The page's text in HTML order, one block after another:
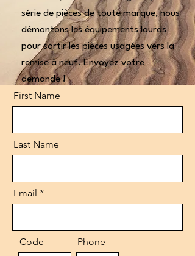
série de pièces de toute marque, nous
démontons les équipements lourds
pour sortir les pièces usagées vers la
remise à neuf. Envoyez votre
demande !
First Name
Last Name
Email
Code Phone